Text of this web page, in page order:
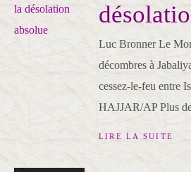
Luc Bronner Le
décombres à
cessez-le-feu entre
HAJJAR/AP Plus
LIRE LA SUITE